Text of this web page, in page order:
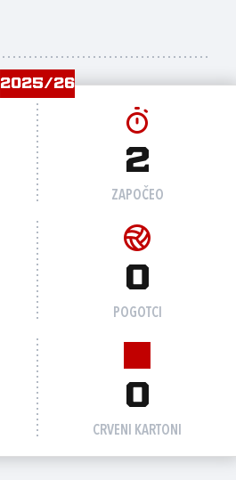
2025/26
2
ZAPOČEO
0
POGOTCI
0
CRVENI KARTONI